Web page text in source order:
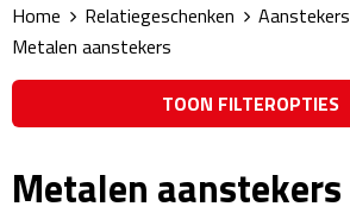
Katoenen draagtassen
Opvouwbare tassen
Schoudertassen
Zomer
Voetbal, EK & WK
Sinterklaas
Kerstpakketten
Home Relatiegeschenken
Aanstekers
Metalen aanstekers
TOON FILTEROPTIES
Metalen aanstekers